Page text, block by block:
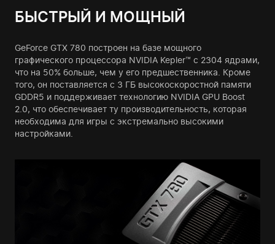
БЫСТРЫЙ И МОЩНЫЙ
GeForce GTX 780 построен на базе мощного
графического процессора NVIDIA Kepler™ с 2304 ядрами,
что на 50% больше, чем у его предшественника. Кроме
того, он поставляется с 3 ГБ высокоскоростной памяти
GDDR5 и поддерживает технологию NVIDIA GPU Boost
2.0, что обеспечивает ту производительность, которая
необходима для игры с экстремально высокими
настройками.